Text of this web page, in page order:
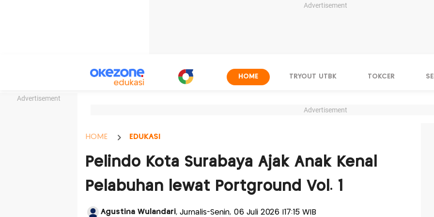
Advertisement
Advertisement
HOME TRYOUT UTBK TOKCER
Advertisement
HOME EDUKASI
Pelindo Kota Surabaya Ajak Anak Kenal
Pelabuhan lewat Portground Vol. 1
Agustina Wulandari, Jurnalis-Senin, 06 Juli 2026 |17:15 WIB